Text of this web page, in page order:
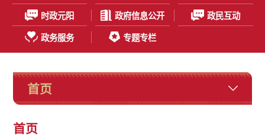
时政元阳 政府信息公开 政民互动
政务服务 专题专栏
首页
首页